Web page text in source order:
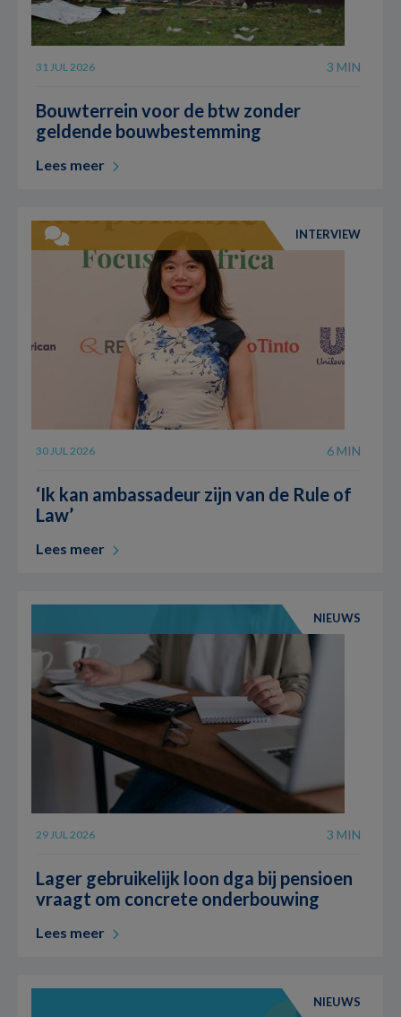
31 JUL 2026 3 MIN
Bouwterrein voor de btw zonder
geldende bouwbestemming
Lees meer
INTERVIEW
30 JUL 2026 6 MIN
‘Ik kan ambassadeur zijn van de Rule of
Law’
Lees meer
NIEUWS
29 JUL 2026 3 MIN
Lager gebruikelijk loon dga bij pensioen
vraagt om concrete onderbouwing
Lees meer
NIEUWS